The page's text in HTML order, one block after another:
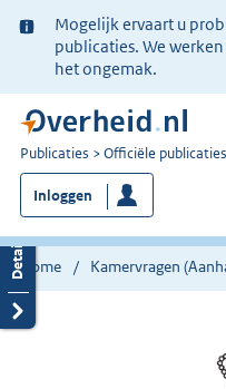
Ter
informatie:
Mogelijk ervaart u
publicaties. We
het ongemak.
U
bent
nu
hier:
Publicaties Officiële publicaties
Inloggen
Home Kamervragen